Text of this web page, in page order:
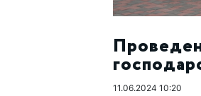
11.06.2024 10:20